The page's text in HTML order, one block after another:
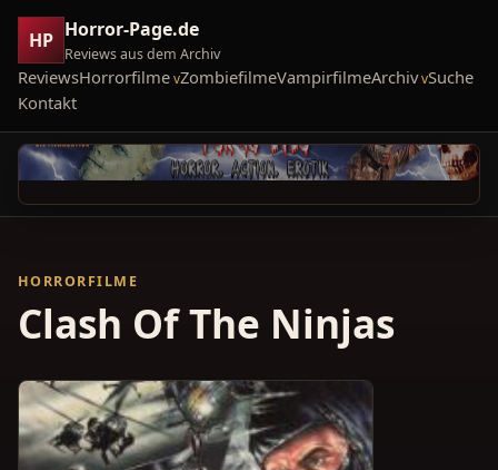
HP Horror-Page.de
Reviews aus dem Archiv
ReviewsHorrorfilme ZombiefilmeVampirfilmeArchiv Suche
Kontakt
HORRORFILME
Clash Of The Ninjas